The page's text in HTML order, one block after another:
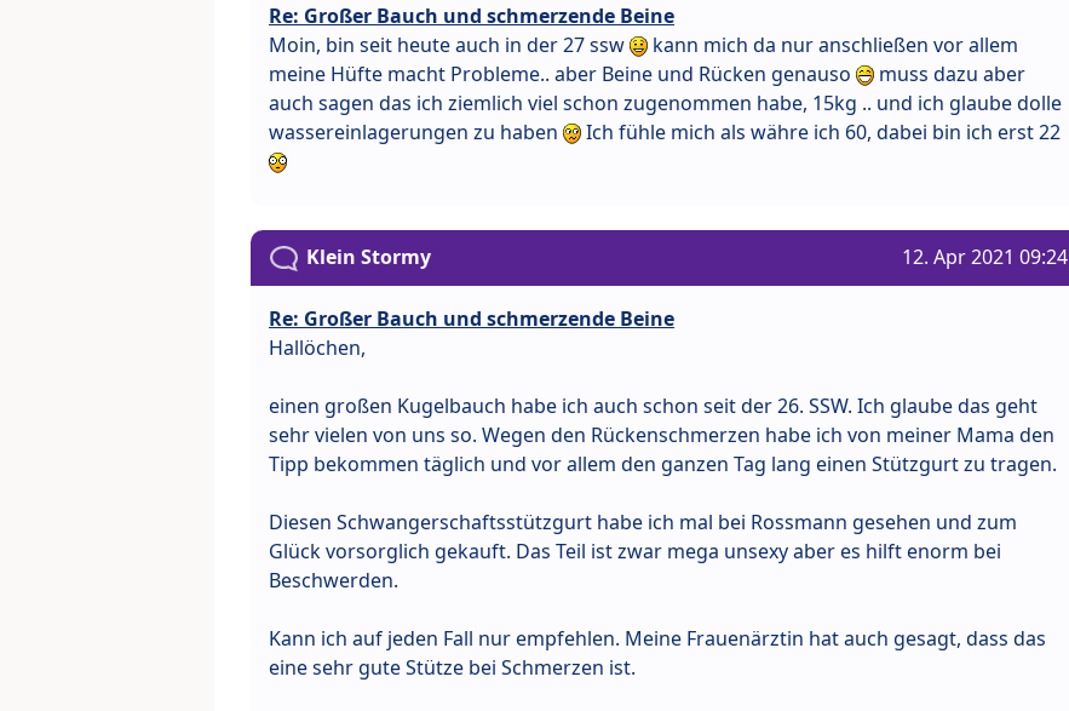
Re: Großer Bauch und schmerzende Beine
Moin, bin seit heute auch in der 27 ssw
kann mich da nur anschließen vor allem
meine Hüfte macht Probleme.. aber Beine und Rücken genauso
muss dazu aber
auch sagen das ich ziemlich viel schon zugenommen habe, 15kg .. und ich glaube dolle
wassereinlagerungen zu haben
Ich fühle mich als währe ich 60, dabei bin ich erst 22
Klein Stormy 12. Apr 2021 09:24
Re: Großer Bauch und schmerzende Beine
Hallöchen,
einen großen Kugelbauch habe ich auch schon seit der 26. SSW. Ich glaube das geht
sehr vielen von uns so. Wegen den Rückenschmerzen habe ich von meiner Mama den
Tipp bekommen täglich und vor allem den ganzen Tag lang einen Stützgurt zu tragen.
Diesen Schwangerschaftsstützgurt habe ich mal bei Rossmann gesehen und zum
Glück vorsorglich gekauft. Das Teil ist zwar mega unsexy aber es hilft enorm bei
Beschwerden.
Kann ich auf jeden Fall nur empfehlen. Meine Frauenärztin hat auch gesagt, dass das
eine sehr gute Stütze bei Schmerzen ist.